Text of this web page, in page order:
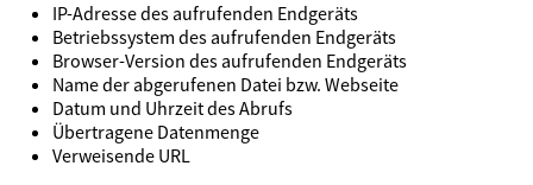
IP-Adresse des aufrufenden Endgeräts
Betriebssystem des aufrufenden Endgeräts
Browser-Version des aufrufenden Endgeräts
Name der abgerufenen Datei bzw. Webseite
Datum und Uhrzeit des Abrufs
Übertragene Datenmenge
Verweisende URL